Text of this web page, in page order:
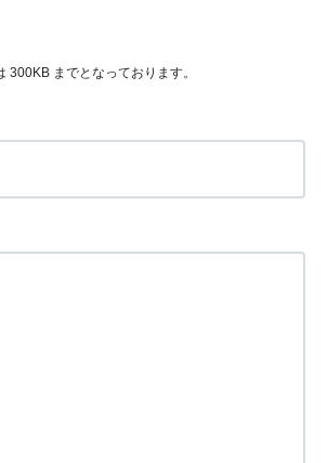
300KB までとなっております。